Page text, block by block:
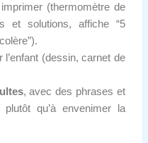
(thermomètre de
et solutions, affiche “5
(dessin, carnet de
, avec des phrases et
qu’à envenimer la